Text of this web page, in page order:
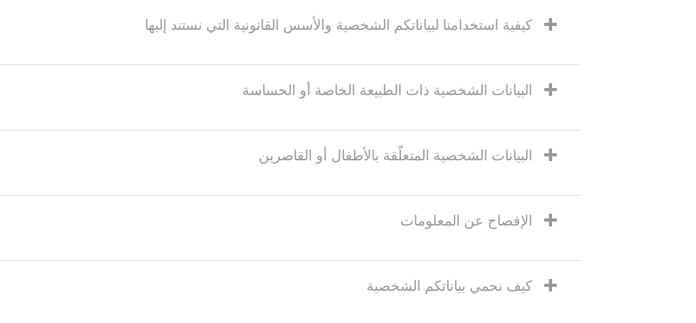
كيفية استخدامنا لبياناتكم الشخصية والأسس القانونية التي نستند إليها
البيانات الشخصية ذات الطبيعة الخاصة أو الحساسة
البيانات الشخصية المتعلّقة بالأطفال أو القاصرين
الإفصاح عن المعلومات
كيف نحمي بياناتكم الشخصية